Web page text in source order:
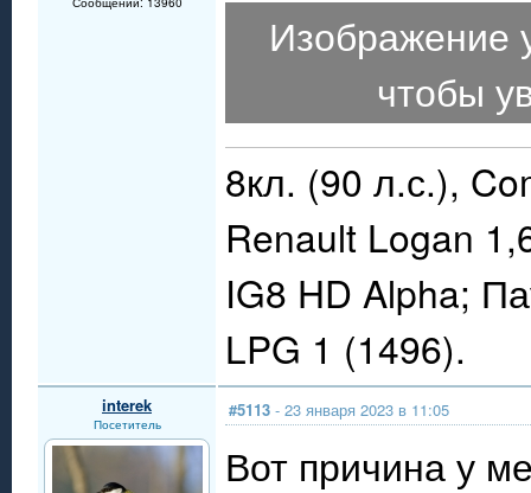
Изображение
чтобы
8кл. (90 л.с.),
Renault Logan
IG8 HD Alpha;
LPG 1 (1496).
interek
Посетитель
#5113 - 23 января 2023 в 11:05
Вот причина у